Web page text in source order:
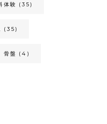
体験 (35)
(35)
骨盤 (4)